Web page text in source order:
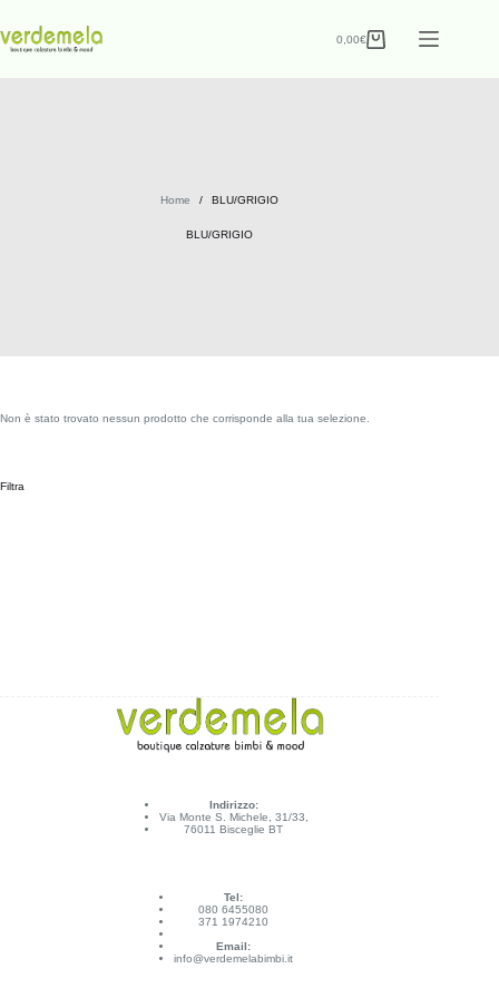
0,00€
Home / BLU/GRIGIO
BLU/GRIGIO
Non è stato trovato nessun prodotto che corrisponde alla tua selezione.
Filtra
Indirizzo:
Via Monte S. Michele, 31/33,
76011 Bisceglie BT
Tel:
080 6455080
371 1974210
Email:
info@verdemelabimbi.it